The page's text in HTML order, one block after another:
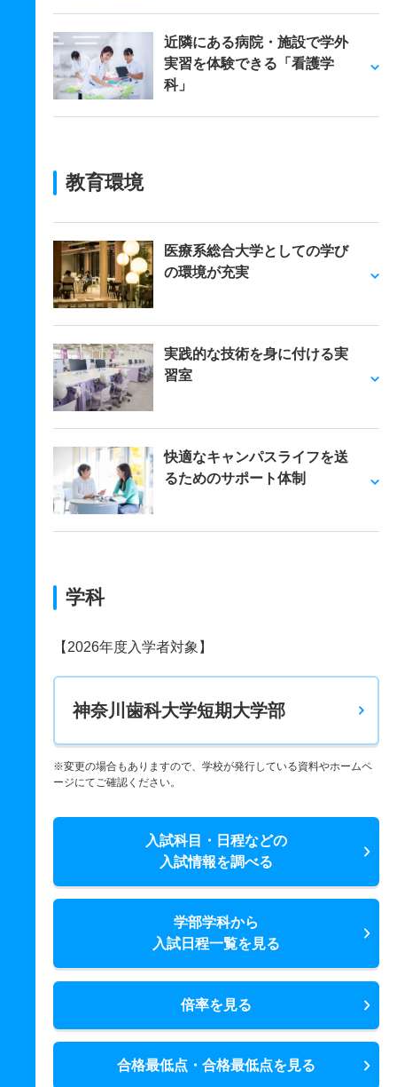
近隣にある病院・施設で学外
実習を体験できる「看護学
科」
教育環境
医療系総合大学としての学び
の環境が充実
実践的な技術を身に付ける実
習室
快適なキャンパスライフを送
るためのサポート体制
学科
【2026年度入学者対象】
神奈川歯科大学短期大学部
※変更の場合もありますので、学校が発行している資料やホームペ
ージにてご確認ください。
入試科目・日程などの
入試情報を調べる
学部学科から
入試日程一覧を見る
倍率を見る
合格最低点・合格最低点を見る